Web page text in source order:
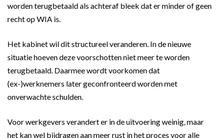
worden terugbetaald als achteraf bleek dat er minder of geen
recht op WIA is.
Het kabinet wil dit structureel veranderen. In de nieuwe
situatie hoeven deze voorschotten niet meer te worden
terugbetaald. Daarmee wordt voorkomen dat
(ex-)werknemers later geconfronteerd worden met
onverwachte schulden.
Voor werkgevers verandert er in de uitvoering weinig, maar
het kan wel bijdragen aan meer rust in het proces voor alle